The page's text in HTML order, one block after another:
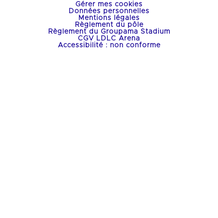
Gérer mes cookies
Données personnelles
Mentions légales
Règlement du pôle
Règlement du Groupama Stadium
CGV LDLC Arena
Accessibilité : non conforme